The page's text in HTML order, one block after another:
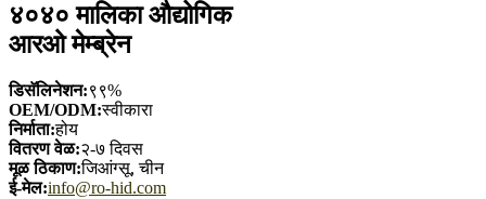
४०४० मालिका औद्योगिक
आरओ मेम्ब्रेन
डिसॅलिनेशन:९९%
OEM/ODM:स्वीकारा
निर्माता:होय
वितरण वेळ:२-७ दिवस
मूळ ठिकाण:जिआंग्सू, चीन
ई-मेल:info@ro-hid.com